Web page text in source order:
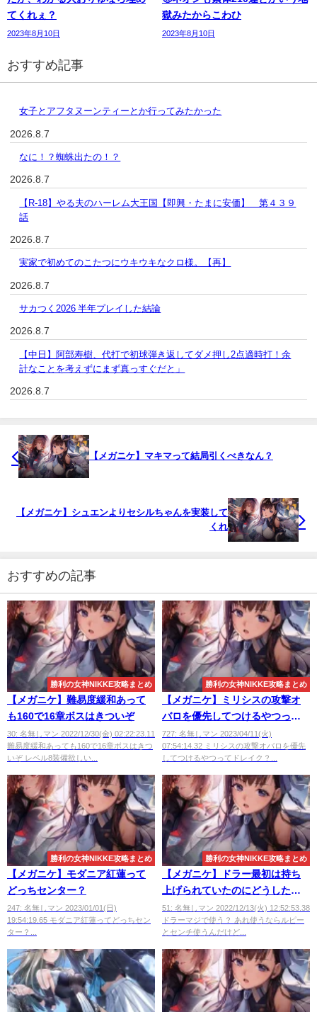
てくれぇ？
2023年8月10日
獄みたからこわひ
2023年8月10日
おすすめ記事
女子とアフタヌーンティーとか行ってみたかった
2026.8.7
なに！？蜘蛛出たの！？
2026.8.7
【R-18】やる夫のハーレム大王国【即興・たまに安価】 第４３９
話
2026.8.7
実家で初めてのこたつにウキウキなクロ様。【再】
2026.8.7
サカつく2026 半年プレイした結論
2026.8.7
【中日】阿部寿樹、代打で初球弾き返してダメ押し2点適時打！余
計なことを考えずにまず真っすぐだと」
2026.8.7
【メガニケ】マキマって結局引くべきなん？
【メガニケ】シュエンよりセシルちゃんを実装して
くれ
おすすめの記事
勝利の女神NIKKE攻略まとめ
【メガニケ】難易度緩和あって
も160で16章ボスはきついぞ
30: 名無しマン 2022/12/30(金) 02:22:23.11
難易度緩和あっても160で16章ボスはきつ
いぞ レベル8装備欲しい...
勝利の女神NIKKE攻略まとめ
【メガニケ】ミリシスの攻撃オ
バロを優先してつけるやつって
ドレイク？
727: 名無しマン 2023/04/11(火)
07:54:14.32 ミリシスの攻撃オバロを優先
してつけるやつってドレイク？...
勝利の女神NIKKE攻略まとめ
【メガニケ】モダニア紅蓮って
どっちセンター？
247: 名無しマン 2023/01/01(日)
19:54:19.65 モダニア紅蓮ってどっちセン
ター？...
勝利の女神NIKKE攻略まとめ
【メガニケ】ドラー最初は持ち
上げられていたのにどうしたん
だ
51: 名無しマン 2022/12/13(火) 12:52:53.38
ドラーマジで使う？ あれ使うならルピー
とセンチ使うんだけど...